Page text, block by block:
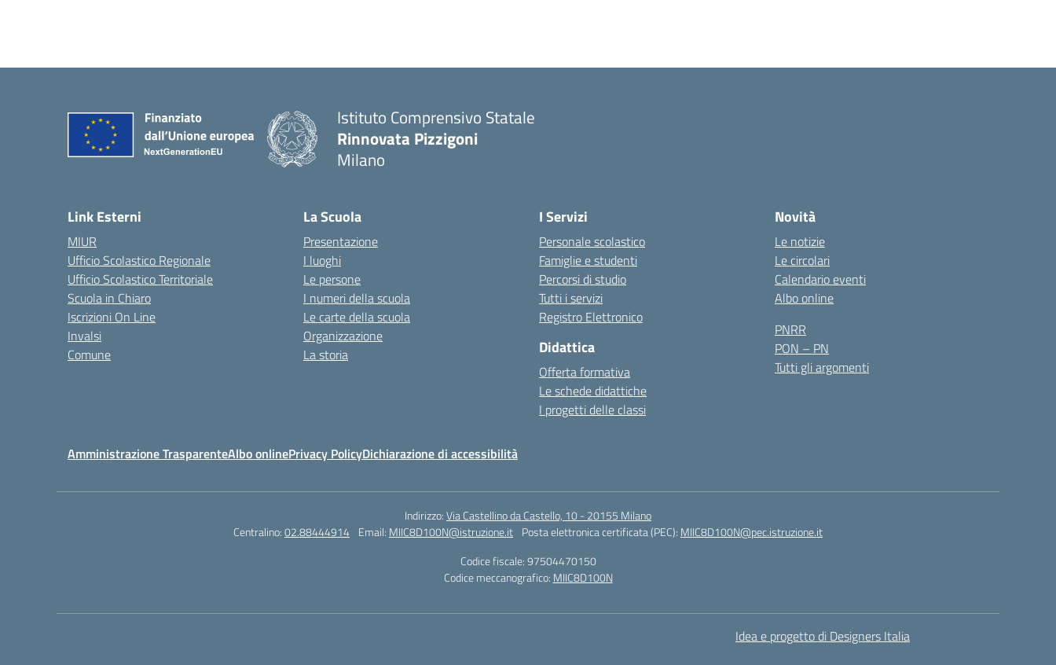
Istituto Comprensivo Statale
Rinnovata Pizzigoni
Milano
Link Esterni
MIUR
Ufficio Scolastico Regionale
Ufficio Scolastico Territoriale
Scuola in Chiaro
Iscrizioni On Line
Invalsi
Comune
La Scuola
Presentazione
I luoghi
Le persone
I numeri della scuola
Le carte della scuola
Organizzazione
La storia
I Servizi
Personale scolastico
Famiglie e studenti
Percorsi di studio
Tutti i servizi
Registro Elettronico
Didattica
Offerta formativa
Le schede didattiche
I progetti delle classi
Novità
Le notizie
Le circolari
Calendario eventi
Albo online
PNRR
PON – PN
Tutti gli argomenti
Amministrazione TrasparenteAlbo onlinePrivacy PolicyDichiarazione di accessibilità
Indirizzo:Via Castellino da Castello, 10 - 20155 Milano
Centralino:02.88444914 Email: MIIC8D100N@istruzione.it Posta elettronica certificata (PEC): MIIC8D100N@pec.istruzione.it
Codice fiscale: 97504470150
Codice meccanografico: MIIC8D100N
Idea e progetto di Designers Italia